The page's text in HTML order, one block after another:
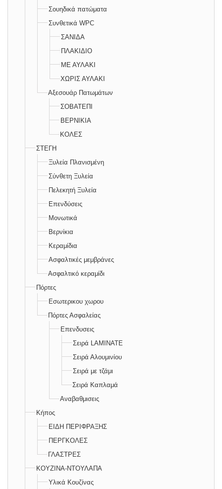
Σουηδικά πατώματα
Συνθετικά WPC
ΣΑΝΙΔΑ
ΠΛΑΚΙΔΙΟ
ΜΕ ΑΥΛΑΚΙ
ΧΩΡΙΣ ΑΥΛΑΚΙ
Αξεσουάρ Πατωμάτων
ΣΟΒΑΤΕΠΙ
ΒΕΡΝΙΚΙΑ
ΚΟΛΕΣ
ΣΤΕΓΗ
Ξυλεία Πλανισμένη
Σύνθετη Ξυλεία
Πελεκητή Ξυλεία
Επενδύσεις
Μονωτικά
Βερνίκια
Κεραμίδια
Ασφαλτικές μεμβράνες
Ασφαλτικό κεραμίδι
Πόρτες
Εσωτερικου χωρου
Πόρτες Ασφαλείας
Επενδυσεις
Σειρά LAMINATE
Σειρά Αλουμινίου
Σειρά με τζάμι
Σειρά Καπλαμά
Αναβαθμισεις
Κήπος
ΕΙΔΗ ΠΕΡΙΦΡΑΞΗΣ
ΠΕΡΓΚΟΛΕΣ
ΓΛΑΣΤΡΕΣ
ΚΟΥΖΙΝΑ-ΝΤΟΥΛΑΠΑ
Υλικά Κουζίνας